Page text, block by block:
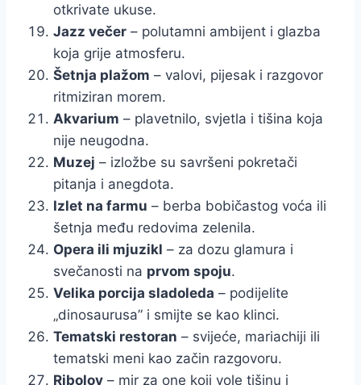
otkrivate ukuse.
Jazz večer – polutamni ambijent i glazba
koja grije atmosferu.
Šetnja plažom – valovi, pijesak i razgovor
ritmiziran morem.
Akvarium – plavetnilo, svjetla i tišina koja
nije neugodna.
Muzej – izložbe su savršeni pokretači
pitanja i anegdota.
Izlet na farmu – berba bobičastog voća ili
šetnja među redovima zelenila.
Opera ili mjuzikl – za dozu glamura i
svečanosti na prvom spoju.
Velika porcija sladoleda – podijelite
„dinosaurusa” i smijte se kao klinci.
Tematski restoran – svijeće, mariachiji ili
tematski meni kao začin razgovoru.
Ribolov – mir za one koji vole tišinu i